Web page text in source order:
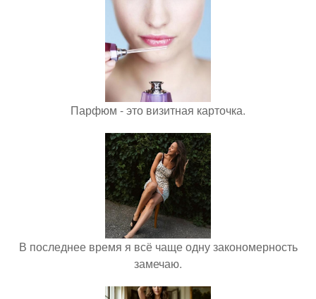
Парфюм - это визитная карточка.
В последнее время я всё чаще одну закономерность
замечаю.